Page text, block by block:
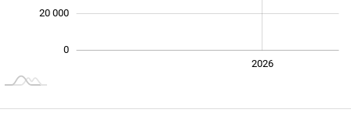
0
20 000
2026